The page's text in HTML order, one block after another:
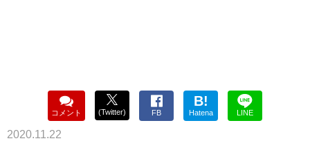
コメント (Twitter) FB
B!
Hatena LINE
2020.11.22